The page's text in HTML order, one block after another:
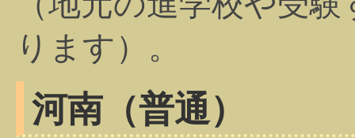
ります）。
河南（普通）